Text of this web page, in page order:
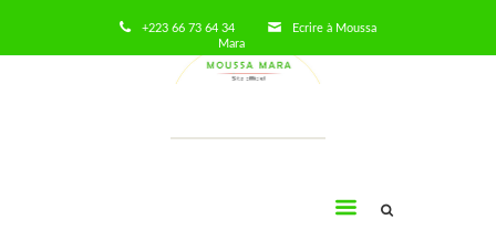
+223 66 73 64 34
Ecrire à Moussa
Mara